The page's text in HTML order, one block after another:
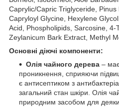
Caprylic/Capric Triglyceride,
Capryloyl Glycine, Hexylene
Acid, Phospholipids, Sarcosine, 4-
Zeylanicum Bark Extract, Methyl
Основні діючі компоненти:
Олія чайного дерева –
проникнення, сприяючи
є антисептиком з
загальний стан шкіри. Олія
природним засобом для